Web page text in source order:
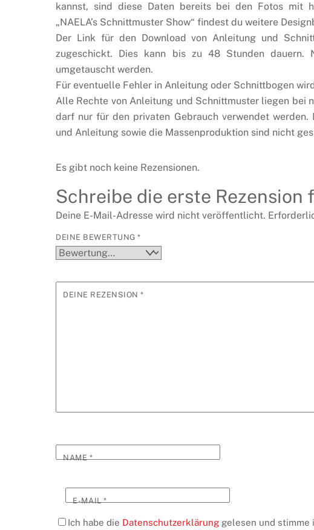
kannst, sind diese Daten bereits bei den Fotos mit
„NAELA’s Schnittmuster Show“ findest du weitere
Der Link für den Download von Anleitung und
zugeschickt. Dies kann bis zu 48 Stunden dauern.
umgetauscht werden.
Für eventuelle Fehler in Anleitung oder Schnittbogen
Alle Rechte von Anleitung und Schnittmuster liegen bei
darf nur für den privaten Gebrauch verwendet
und Anleitung sowie die Massenproduktion sind nicht
Es gibt noch keine Rezensionen.
Schreibe die erste Rezension
Deine E-Mail-Adresse wird nicht veröffentlicht.
DEINE BEWERTUNG*
DEINE REZENSION*
NAME*
E-MAIL*
Ich habe die Datenschutzerklärung gelesen und stimme